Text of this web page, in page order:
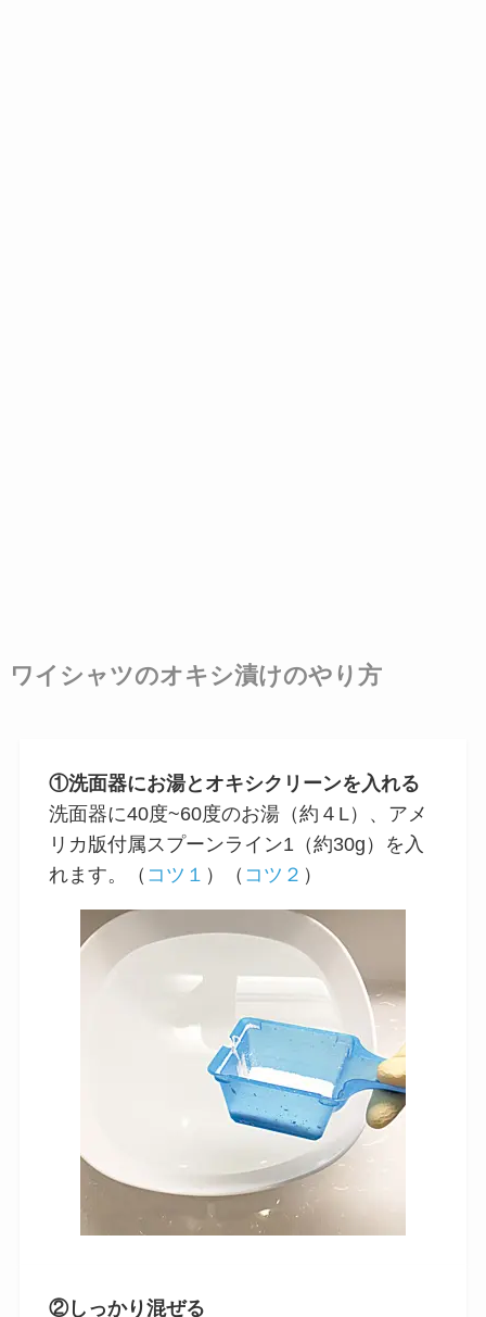
ワイシャツのオキシ漬けのやり方
①洗面器にお湯とオキシクリーンを入れる
洗面器に40度~60度のお湯（約４L）、アメ
リカ版付属スプーンライン1（約30g）を入
れます。（ コツ１ ）（ コツ２ ）
②しっかり混ぜる